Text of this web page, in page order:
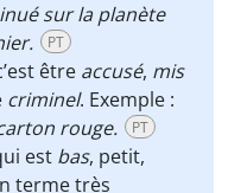
sur la planète
PT
être accusé, mis
criminel. Exemple :
rouge.
PT
est bas, petit,
terme très